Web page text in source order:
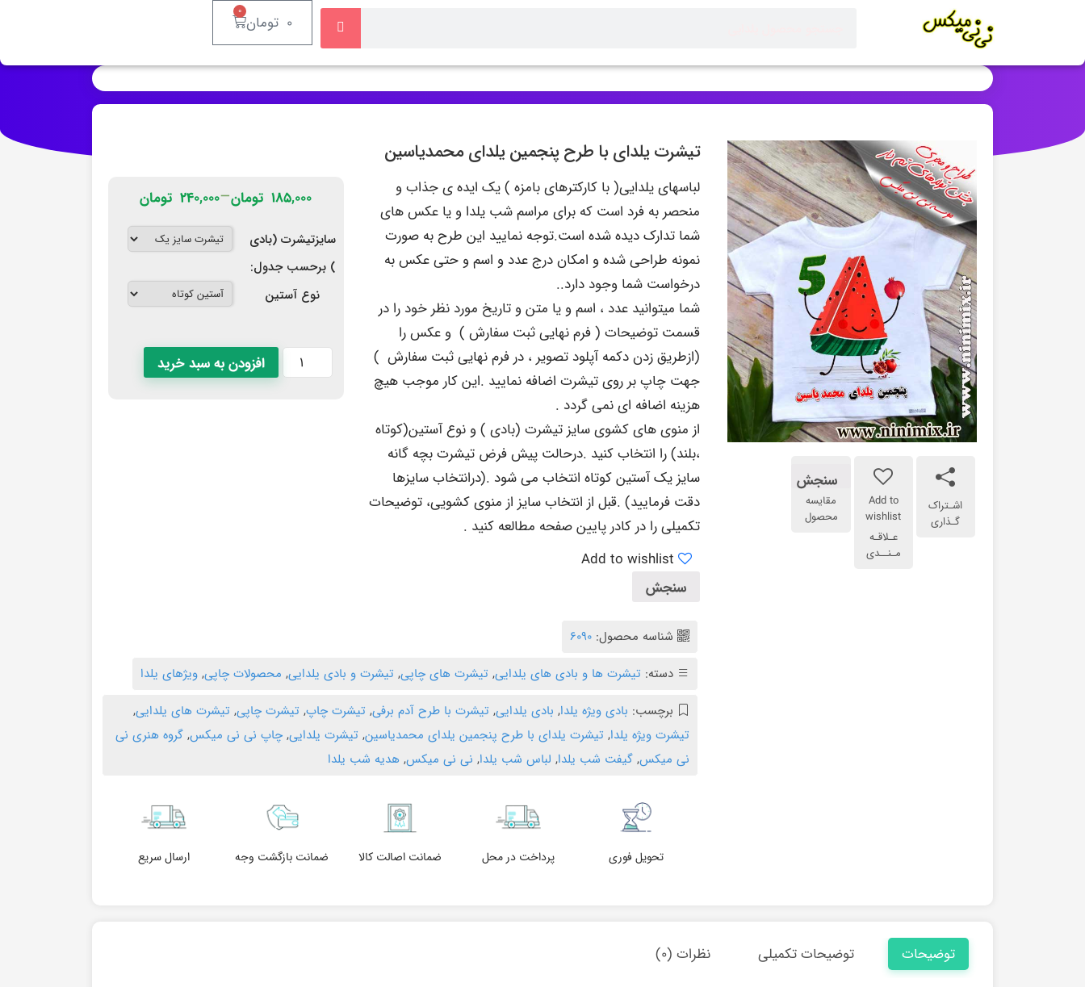
۰ تومان ۰
اشـتراک
گـذاری
Add to
wishlist
عـلاقـه
مـنــدی
سنجش
مقایسه
محصول
تیشرت یلدای با طرح پنجمین یلدای محمدیاسین
لباسهای یلدایی( با کارکترهای بامزه ) یک ایده ی جذاب و
منحصر به فرد است که برای مراسم شب یلدا و یا عکس های
شما تدارک دیده شده است.توجه نمایید این طرح به صورت
نمونه طراحی شده و امکان درج عدد و اسم و حتی عکس به
درخواست شما وجود دارد..
شما میتوانید عدد ، اسم و یا متن و تاریخ مورد نظر خود را در
قسمت توضیحات ( فرم نهایی ثبت سفارش ) و عکس را
(ازطریق زدن دکمه آپلود تصویر ، در فرم نهایی ثبت سفارش )
جهت چاپ بر روی تیشرت اضافه نمایید .این کار موجب هیچ
هزینه اضافه ای نمی گردد .
از منوی های کشوی سایز تیشرت (بادی ) و نوع آستین(کوتاه
،بلند) را انتخاب کنید .درحالت پیش فرض تیشرت بچه گانه
سایز یک آستین کوتاه انتخاب می شود .(درانتخاب سایزها
دقت فرمایید) .قبل از انتخاب سایز از منوی کشویی، توضیحات
تکمیلی را در کادر پایین صفحه مطالعه کنید .
۱۸۵,۰۰۰ تومان–۲۴۰,۰۰۰ تومان
سایزتیشرت (بادی
) برحسب جدول:
نوع آستین
افزودن به سبد خرید
Add to wishlist
سنجش
شناسه محصول: ۶۰۹۰
دسته: تیشرت ها و بادی های یلدایی, تیشرت های چاپی, تیشرت و بادی یلدایی, محصولات چاپی, ویژهای یلدا
برچسب: بادی ویژه یلدا, بادی یلدایی, تیشرت با طرح آدم برفی, تیشرت چاپ, تیشرت چاپی, تیشرت های یلدایی,
تیشرت ویژه یلدا, تیشرت یلدای با طرح پنجمین یلدای محمدیاسین, تیشرت یلدایی, چاپ نی نی میکس, گروه هنری نی
نی میکس, گیفت شب یلدا, لباس شب یلدا, نی نی میکس, هدیه شب یلدا
تحویل فوری پرداخت در محل ضمانت اصالت کالا ضمانت بازگشت وجه ارسال سریع
توضیحات توضیحات تکمیلی نظرات (۰)